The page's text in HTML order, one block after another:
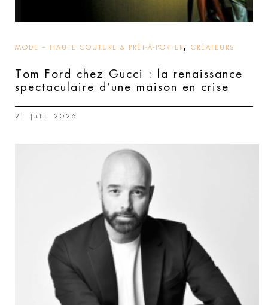
MODE – HAUTE COUTURE & PRÊT-À-PORTER, CRÉATEURS
Tom Ford chez Gucci : la renaissance
spectaculaire d’une maison en crise
21 juil. 2026